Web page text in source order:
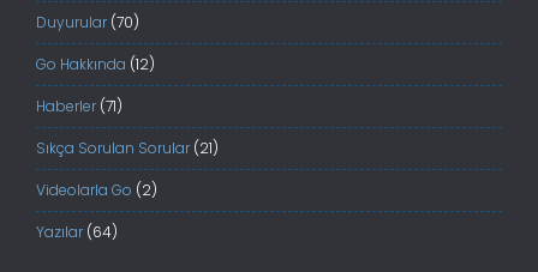
Duyurular (70)
Go Hakkında (12)
Haberler (71)
Sıkça Sorulan Sorular (21)
Videolarla Go (2)
Yazılar (64)